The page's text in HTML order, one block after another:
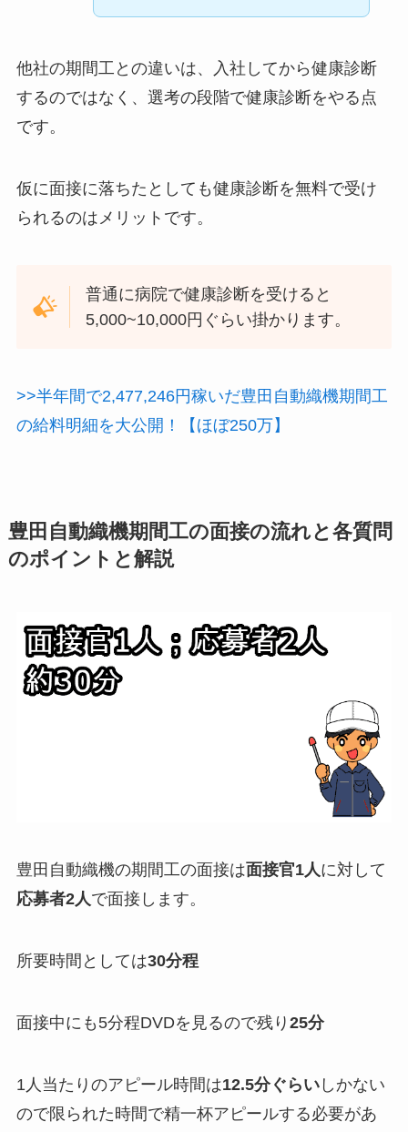
他社の期間工との違いは、入社してから健康診断
するのではなく、選考の段階で健康診断をやる点
です。
仮に面接に落ちたとしても健康診断を無料で受け
られるのはメリットです。
普通に病院で健康診断を受けると
5,000~10,000円ぐらい掛かります。
>>半年間で2,477,246円稼いだ豊田自動織機期間工
の給料明細を大公開！【ほぼ250万】
豊田自動織機期間工の面接の流れと各質問
のポイントと解説
豊田自動織機の期間工の面接は面接官1人に対して
応募者2人で面接します。
所要時間としては30分程
面接中にも5分程DVDを見るので残り 25分
1人当たりのアピール時間は12.5分ぐらいしかない
ので限られた時間で精一杯アピールする必要があ